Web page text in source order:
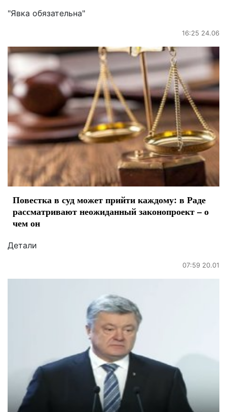
"Явка обязательна"
16:25 24.06
Повестка в суд может прийти каждому: в Раде
рассматривают неожиданный законопроект – о
чем он
Детали
07:59 20.01